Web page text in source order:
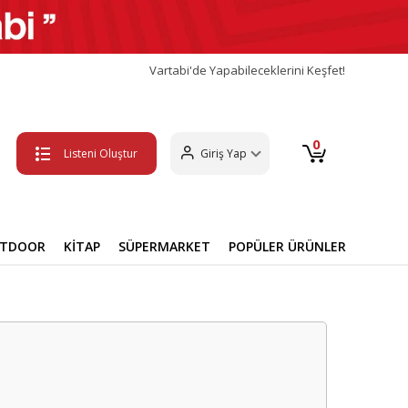
Vartabi'de Yapabileceklerini Keşfet!
Listeni Oluştur Giriş Yap 0
KİTAP SÜPERMARKET POPÜLER ÜRÜNLER